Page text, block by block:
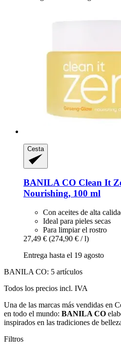
Cesta
BANILA CO Clean It
Nourishing, 100 ml
Con aceites de alta
Ideal para pieles secas
Para limpiar el rostro
27,49 € (274,90 € / l)
Entrega hasta el 19 agosto
BANILA CO: 5 artículos
Todos los precios incl. IVA
Una de las marcas más vendidas en
en todo el mundo: BANILA CO
inspirados en las tradiciones de
Filtros